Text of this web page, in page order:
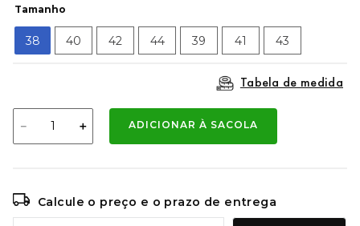
Tamanho
38 40 42 44 39 41 43
Tabela de medida
＋
－ ADICIONAR À SACOLA
Calcule o preço e o prazo de entrega
8º regata
9º mochila oakley